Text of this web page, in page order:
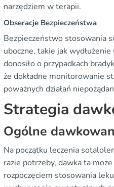
narzędziem w terapii.
Obseracje Bezpieczeństwa
Bezpieczeństwo stosowania
uboczne, takie jak
donosiło o przypadkach
że dokładne monitorowanie
poważnych działań
Strategia
Ogólne
Na początku leczenia
razie potrzeby, dawka ta
rozpoczęciem stosowania